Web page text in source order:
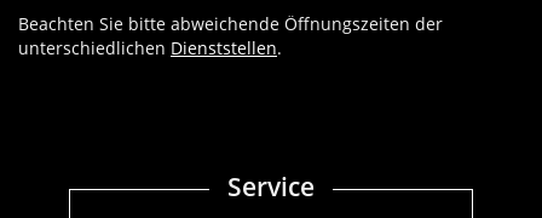
Beachten Sie bitte abweichende Öffnungszeiten der
unterschiedlichen Dienststellen.
Service